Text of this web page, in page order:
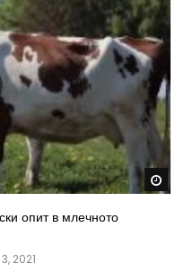
опит в млечното
2021